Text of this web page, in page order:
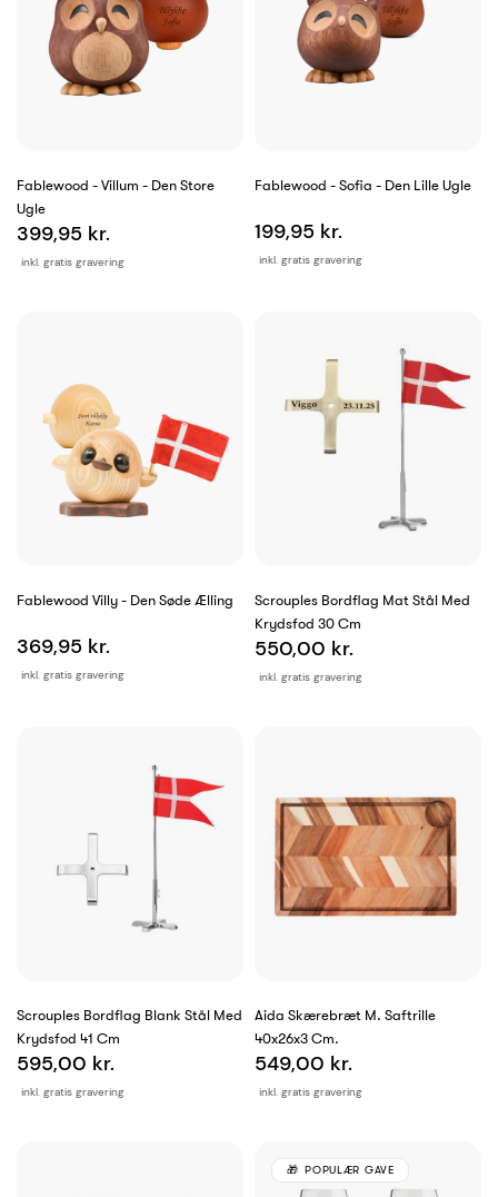
Fablewood - Villum - Den Store
Ugle
inkl. gratis gravering
399,95 kr.
Fablewood - Sofia - Den Lille Ugle
inkl. gratis gravering
199,95 kr.
Fablewood Villy - Den Søde Ælling
inkl. gratis gravering
369,95 kr.
Scrouples Bordflag Mat Stål Med
Krydsfod 30 Cm
inkl. gratis gravering
550,00 kr.
Scrouples Bordflag Blank Stål Med
Krydsfod 41 Cm
inkl. gratis gravering
595,00 kr.
Aida Skærebræt M. Saftrille
40x26x3 Cm.
inkl. gratis gravering
549,00 kr.
POPULÆR GAVE